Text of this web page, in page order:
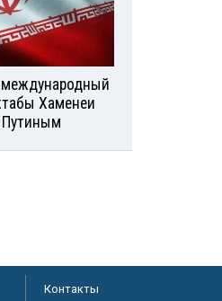
Хаменеи
Контакты